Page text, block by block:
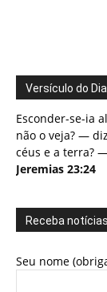
Versículo do Dia
Esconder-se-ia
não o veja? —
céus e a terra?
Jeremias 23:24
Receba
Seu nome